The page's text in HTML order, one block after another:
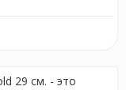
29 см. - это